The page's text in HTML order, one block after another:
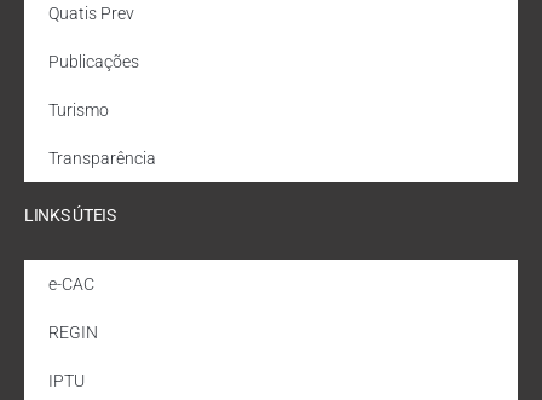
Quatis Prev
Publicações
Turismo
Transparência
LINKS ÚTEIS
e-CAC
REGIN
IPTU